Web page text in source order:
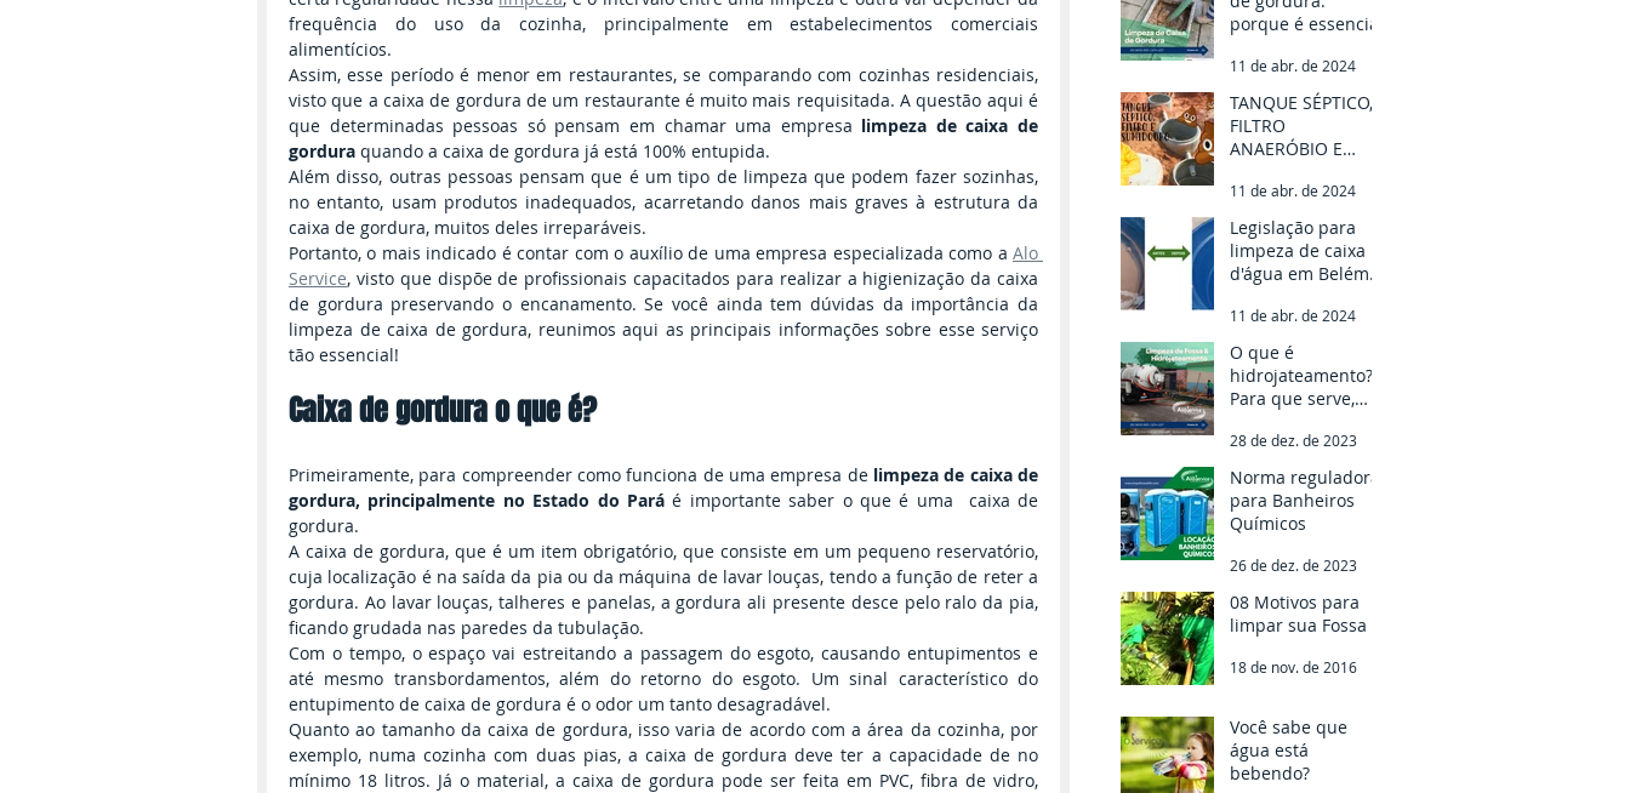
frequência do uso da cozinha, principalmente em estabelecimentos comerciais
alimentícios.
Assim, esse período é menor em restaurantes, se comparando com cozinhas residenciais,
visto que a caixa de gordura de um restaurante é muito mais requisitada. A questão aqui é
que determinadas pessoas só pensam em chamar uma empresa limpeza de caixa de
gordura quando a caixa de gordura já está 100% entupida.
Além disso, outras pessoas pensam que é um tipo de limpeza que podem fazer sozinhas,
no entanto, usam produtos inadequados, acarretando danos mais graves à estrutura da
caixa de gordura, muitos deles irreparáveis.
Portanto, o mais indicado é contar com o auxílio de uma empresa especializada como a Alo
Service, visto que dispõe de profissionais capacitados para realizar a higienização da caixa
de gordura preservando o encanamento. Se você ainda tem dúvidas da importância da
limpeza de caixa de gordura, reunimos aqui as principais informações sobre esse serviço
tão essencial!
Caixa de gordura o que é?
Primeiramente, para compreender como funciona de uma empresa de limpeza de caixa de
gordura, principalmente no Estado do Pará é importante saber o que é uma  caixa de
gordura.
A caixa de gordura, que é um item obrigatório, que consiste em um pequeno reservatório,
cuja localização é na saída da pia ou da máquina de lavar louças, tendo a função de reter a
gordura. Ao lavar louças, talheres e panelas, a gordura ali presente desce pelo ralo da pia,
ficando grudada nas paredes da tubulação.
Com o tempo, o espaço vai estreitando a passagem do esgoto, causando entupimentos e
até mesmo transbordamentos, além do retorno do esgoto. Um sinal característico do
entupimento de caixa de gordura é o odor um tanto desagradável.
Quanto ao tamanho da caixa de gordura, isso varia de acordo com a área da cozinha, por
exemplo, numa cozinha com duas pias, a caixa de gordura deve ter a capacidade de no
mínimo 18 litros. Já o material, a caixa de gordura pode ser feita em PVC, fibra de vidro,
porque é essencial
11 de abr. de 2024
TANQUE SÉPTICO,
FILTRO
ANAERÓBIO E
usar para o
tratamento do
meu esgoto?
11 de abr. de 2024
Legislação para
limpeza de caixa
d'água em Belém e
11 de abr. de 2024
O que é
hidrojateamento?
Para que serve,
28 de dez. de 2023
Norma reguladora
para Banheiros
Químicos
26 de dez. de 2023
08 Motivos para
limpar sua Fossa
18 de nov. de 2016
Você sabe que
água está
bebendo?